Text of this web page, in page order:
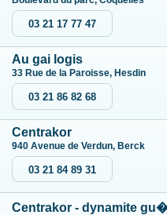
03 21 17 77 47
Au gai logis
33 Rue de la Paroisse, Hesdin
03 21 86 82 68
Centrakor
940 Avenue de Verdun, Berck
03 21 84 89 31
Centrakor - dynamite